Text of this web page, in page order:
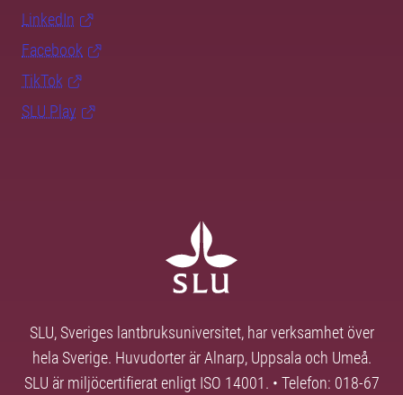
LinkedIn
Facebook
TikTok
SLU Play
SLU, Sveriges lantbruksuniversitet, har verksamhet över
hela Sverige. Huvudorter är Alnarp, Uppsala och Umeå.
SLU är miljöcertifierat enligt ISO 14001. • Telefon: 018-67